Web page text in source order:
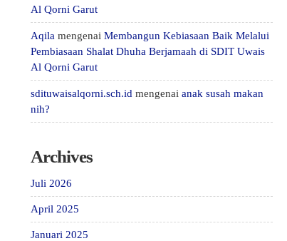
Al Qorni Garut
Aqila mengenai Membangun Kebiasaan Baik Melalui
Pembiasaan Shalat Dhuha Berjamaah di SDIT Uwais
Al Qorni Garut
sdituwaisalqorni.sch.id mengenai anak susah makan
nih?
Archives
Juli 2026
April 2025
Januari 2025